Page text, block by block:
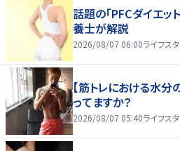
話題の「PFCダイエッ
養士が解説
2026/08/07 06:00ライフス
【筋トレにおける水分
ってますか？
2026/08/07 05:40ライフス